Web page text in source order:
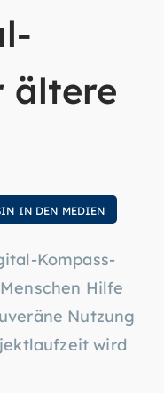
ältere
IN DEN MEDIEN
Kompass-
Hilfe
Nutzung
wird